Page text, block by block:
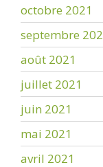
octobre 2021
septembre
août 2021
juillet 2021
juin 2021
mai 2021
avril 2021